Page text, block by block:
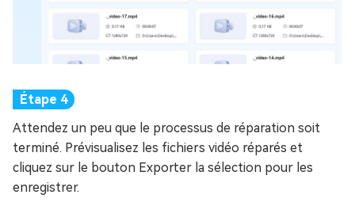
Attendez un peu que le processus de réparation soit
terminé. Prévisualisez les fichiers vidéo réparés et
cliquez sur le bouton Exporter la sélection pour les
enregistrer.